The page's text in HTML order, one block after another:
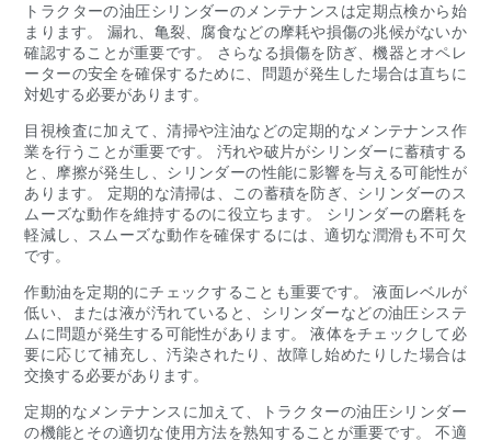
トラクターの油圧シリンダーのメンテナンスは定期点検から始
まります。 漏れ、亀裂、腐食などの摩耗や損傷の兆候がないか
確認することが重要です。 さらなる損傷を防ぎ、機器とオペレ
ーターの安全を確保するために、問題が発生した場合は直ちに
対処する必要があります。
目視検査に加えて、清掃や注油などの定期的なメンテナンス作
業を行うことが重要です。 汚れや破片がシリンダーに蓄積する
と、摩擦が発生し、シリンダーの性能に影響を与える可能性が
あります。 定期的な清掃は、この蓄積を防ぎ、シリンダーのス
ムーズな動作を維持するのに役立ちます。 シリンダーの磨耗を
軽減し、スムーズな動作を確保するには、適切な潤滑も不可欠
です。
作動油を定期的にチェックすることも重要です。 液面レベルが
低い、または液が汚れていると、シリンダーなどの油圧システ
ムに問題が発生する可能性があります。 液体をチェックして必
要に応じて補充し、汚染されたり、故障し始めたりした場合は
交換する必要があります。
定期的なメンテナンスに加えて、トラクターの油圧シリンダー
の機能とその適切な使用方法を熟知することが重要です。 不適